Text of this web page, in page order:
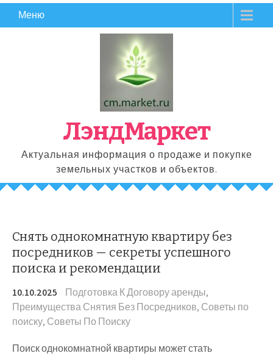
ПерейтиМеню
ЛэндМаркет
Актуальная информация о продаже и покупке
земельных участков и объектов.
Снять однокомнатную квартиру без
посредников — секреты успешного
поиска и рекомендации
10.10.2025 Подготовка К Договору аренды,
Преимущества Снятия Без Посредников, Советы по
поиску, Советы По Поиску
Поиск однокомнатной квартиры может стать